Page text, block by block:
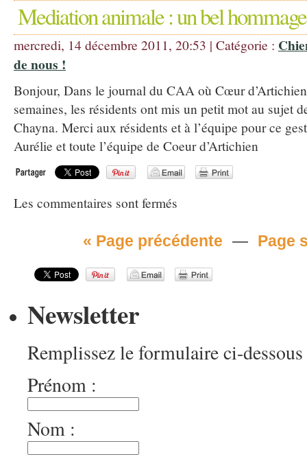
Mediation animale : un bel
mercredi, 14 décembre 2011, 20:53 | Catégorie :
de nous !
Bonjour, Dans le journal du CAA où Cœur
semaines, les résidents ont mis un petit mot au sujet
Chayna. Merci aux résidents et à l’équipe pour ce
Aurélie et toute l’équipe de Coeur d’Artichien
Les commentaires sont fermés
« Page précédente — Page
Newsletter
Remplissez le formulaire ci-
Prénom :
Nom :